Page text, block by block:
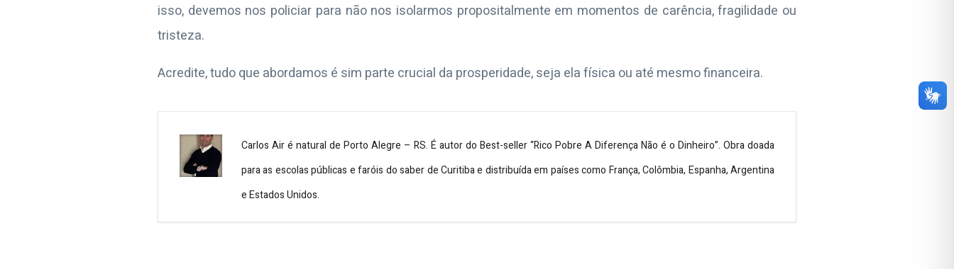
isso, devemos nos policiar para não nos isolarmos propositalmente em momentos de carência, fragilidade ou
tristeza.
Acredite, tudo que abordamos é sim parte crucial da prosperidade, seja ela física ou até mesmo financeira.
Carlos Air é natural de Porto Alegre – RS. É autor do Best-seller “Rico Pobre A Diferença Não é o Dinheiro”. Obra doada
para as escolas públicas e faróis do saber de Curitiba e distribuída em países como França, Colômbia, Espanha, Argentina
e Estados Unidos.